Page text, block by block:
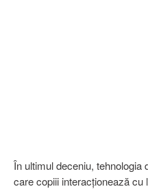
În ultimul deceniu, tehnologia
care copiii interacționează